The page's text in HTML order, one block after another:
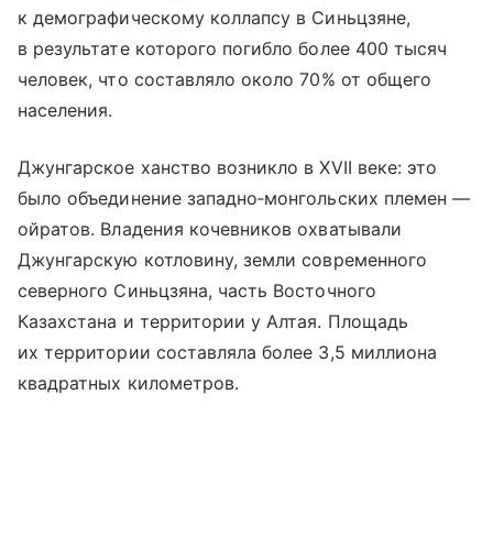
к демографическому коллапсу в Синьцзяне,
в результате которого погибло более 400 тысяч
человек, что составляло около 70% от общего
населения.
Джунгарское ханство возникло в XVII веке: это
было объединение западно‑монгольских племен —
ойратов. Владения кочевников охватывали
Джунгарскую котловину, земли современного
северного Синьцзяна, часть Восточного
Казахстана и территории у Алтая. Площадь
их территории составляла более 3,5 миллиона
квадратных километров.